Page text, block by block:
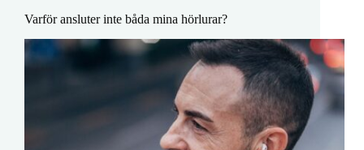
Varför ansluter inte båda mina hörlurar?